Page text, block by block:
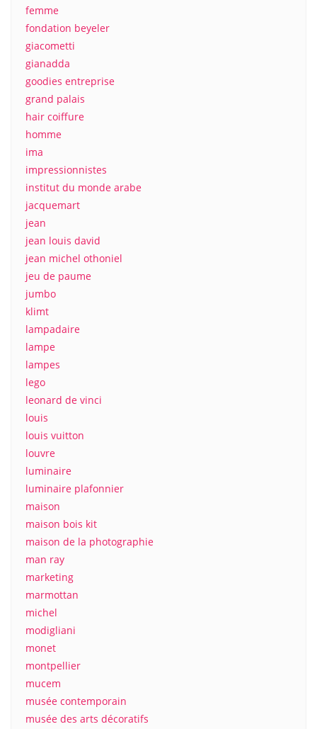
femme
fondation beyeler
giacometti
gianadda
goodies entreprise
grand palais
hair coiffure
homme
ima
impressionnistes
institut du monde arabe
jacquemart
jean
jean louis david
jean michel othoniel
jeu de paume
jumbo
klimt
lampadaire
lampe
lampes
lego
leonard de vinci
louis
louis vuitton
louvre
luminaire
luminaire plafonnier
maison
maison bois kit
maison de la photographie
man ray
marketing
marmottan
michel
modigliani
monet
montpellier
mucem
musée contemporain
musée des arts décoratifs